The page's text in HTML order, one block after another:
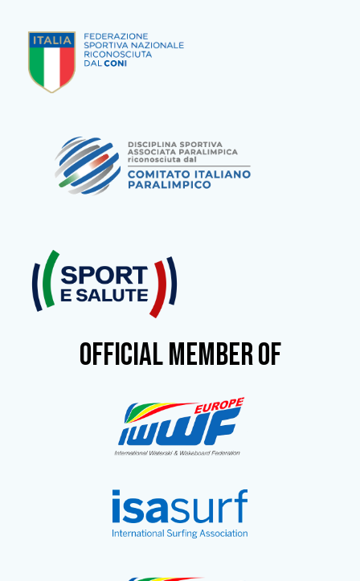
OFFICIAL MEMBER OF